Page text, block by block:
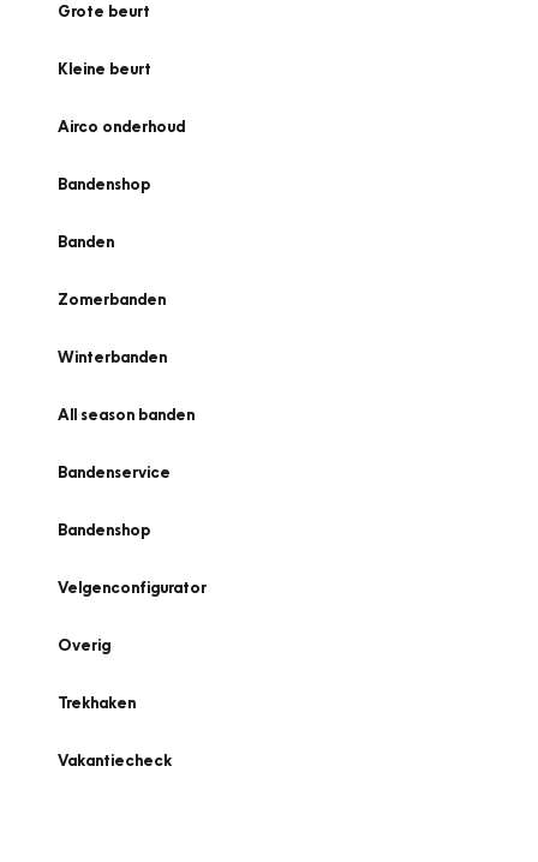
Grote beurt
Kleine beurt
Airco onderhoud
Bandenshop
Banden
Zomerbanden
Winterbanden
All season banden
Bandenservice
Bandenshop
Velgenconfigurator
Overig
Trekhaken
Vakantiecheck